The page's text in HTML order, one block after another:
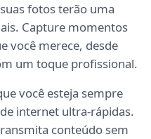
fotos terão uma
Capture momentos
você merece, desde
um toque profissional.
você esteja sempre
internet ultra-rápidas.
conteúdo sem